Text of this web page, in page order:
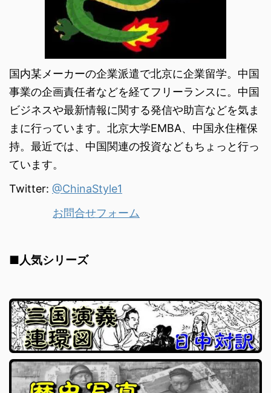
国内某メーカーの企業派遣で北京に企業留学。中国
事業の企画責任者などを経てフリーランスに。中国
ビジネスや最新情報に関する発信や助言などを気ま
まに行っています。北京大学EMBA、中国永住権保
持。最近では、中国関連の投資などもちょっと行っ
ています。
Twitter: @ChinaStyle1
お問合せフォーム
■人気シリーズ